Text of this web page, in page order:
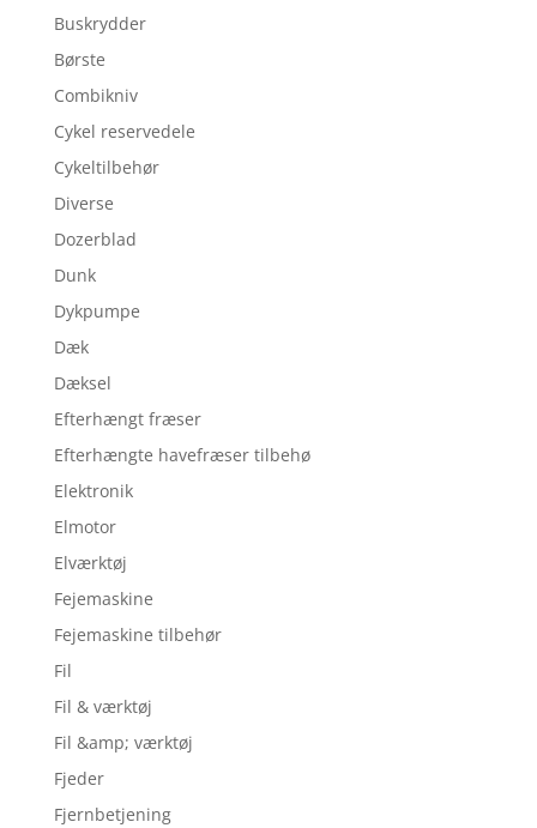
Buskrydder
Børste
Combikniv
Cykel reservedele
Cykeltilbehør
Diverse
Dozerblad
Dunk
Dykpumpe
Dæk
Dæksel
Efterhængt fræser
Efterhængte havefræser tilbehø
Elektronik
Elmotor
Elværktøj
Fejemaskine
Fejemaskine tilbehør
Fil
Fil & værktøj
Fil &amp; værktøj
Fjeder
Fjernbetjening